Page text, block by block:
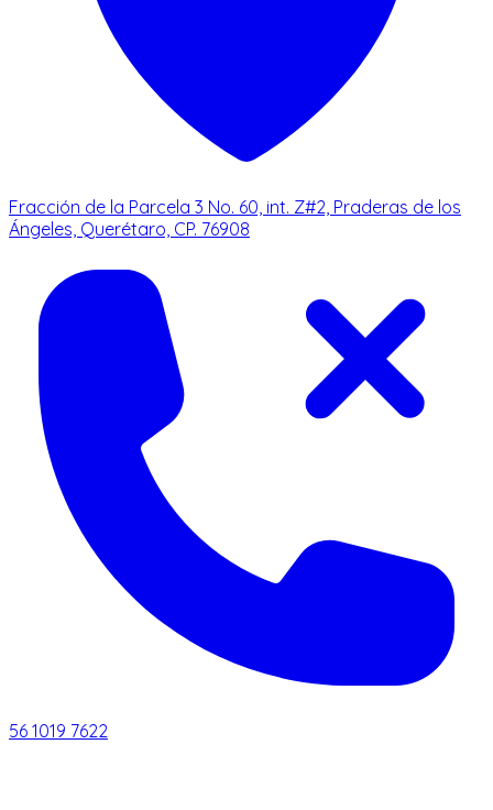
Fracción de la Parcela 3 No. 60, int. Z#2, Praderas de los
Ángeles, Querétaro, CP. 76908
56 1019 7622